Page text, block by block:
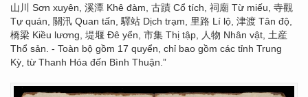
山川 Sơn xuyên, 溪潭 Khê đàm, 古蹟 Cổ tích, 祠廟 Từ miếu, 寺觀
Tự quán, 關汛 Quan tấn, 驛站 Dịch trạm, 里路 Lí lộ, 津渡 Tân độ,
橋梁 Kiều lương, 堤堰 Đê yển, 市集 Thị tập, 人物 Nhân vật, 土産
Thổ sản. - Toàn bộ gồm 17 quyển, chỉ bao gồm các tỉnh Trung
Kỳ, từ Thanh Hóa đến Bình Thuận.”